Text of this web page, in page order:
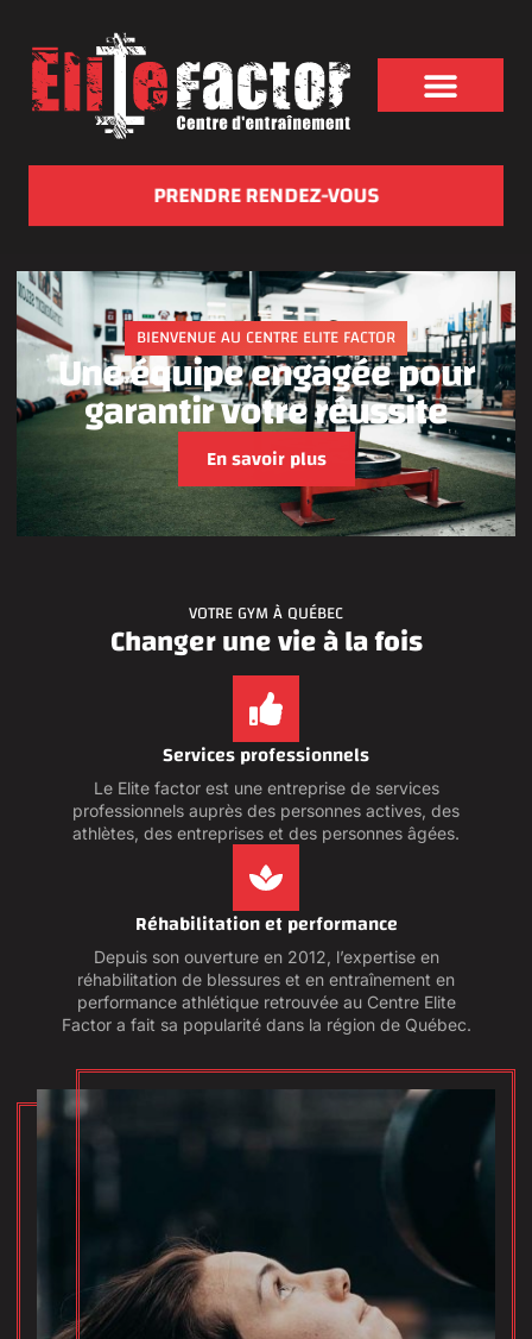
PRENDRE RENDEZ-VOUS
BIENVENUE AU CENTRE ELITE FACTOR
Une équipe engagée pour
garantir votre réussite
En savoir plus
VOTRE GYM À QUÉBEC
Changer une vie à la fois
Services professionnels
Le Elite factor est une entreprise de services
professionnels auprès des personnes actives, des
athlètes, des entreprises et des personnes âgées.
Réhabilitation et performance
Depuis son ouverture en 2012, l’expertise en
réhabilitation de blessures et en entraînement en
performance athlétique retrouvée au Centre Elite
Factor a fait sa popularité dans la région de Québec.